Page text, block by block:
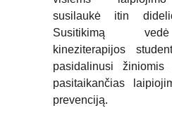
susilaukė itin
Susitikimą
kineziterapijos
pasidalinusi
pasitaikančias
prevenciją.